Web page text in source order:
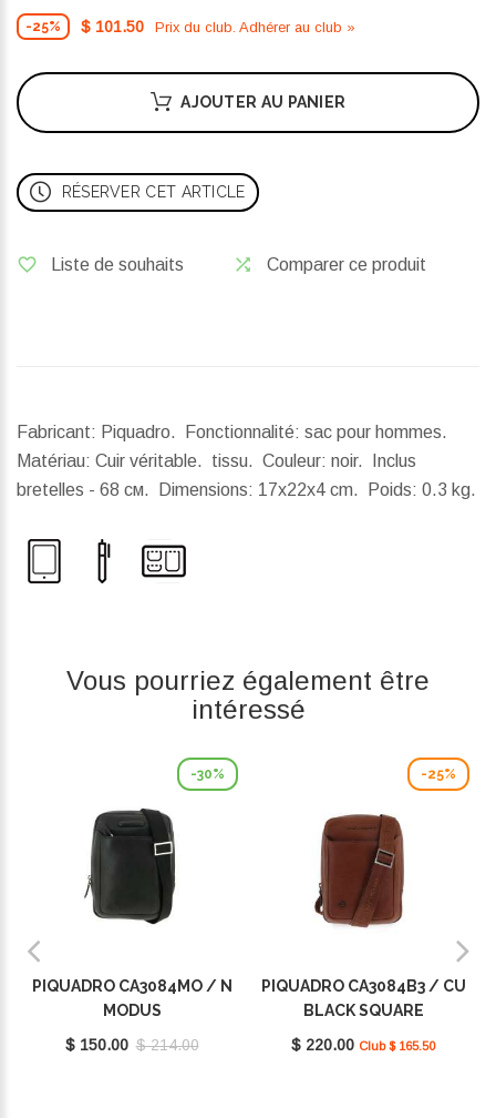
-25% $ 101.50 Prix ​​du club. Adhérer au club »
AJOUTER AU PANIER
RÉSERVER CET ARTICLE
Liste de souhaits Comparer ce produit
Fabricant: Piquadro. Fonctionnalité: sac pour hommes.
Matériau: Cuir véritable. tissu. Couleur: noir. Inclus
bretelles - 68 см.
Dimensions: 17x22x4 cm. Poids: 0.3 kg.
Vous pourriez également être
intéressé
-30%
PIQUADRO CA3084MO / N
MODUS
$ 150.00 $ 214.00
-25%
PIQUADRO CA3084B3 / CU
BLACK SQUARE
$ 220.00 Club $ 165.50